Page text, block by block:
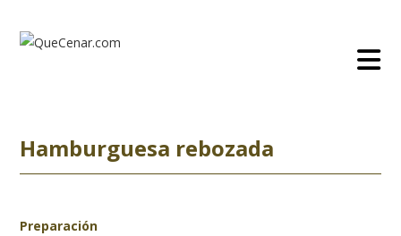
contenido
Hamburguesa rebozada
Preparación